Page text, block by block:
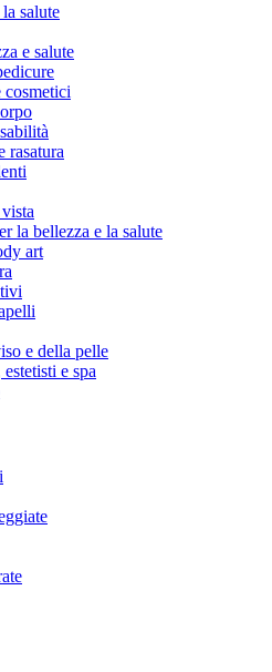
salute
e salute
rasatura
la bellezza e la salute
art
e della pelle
e spa